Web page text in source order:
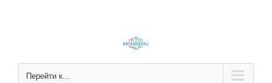
Перейти к...